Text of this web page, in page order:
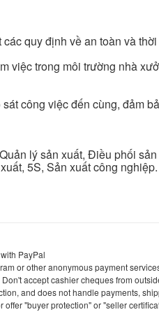
quy định về an toàn và
việc trong môi trường nhà
công việc đến cùng, đảm
lý sản xuất, Điều phối
5S, Sản xuất công nghiệp.
PayPal
or other anonymous payment
accept cashier cheques from
and does not handle payments,
"buyer protection" or "seller